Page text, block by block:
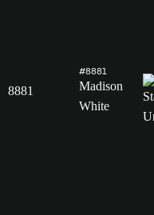
8881
#8881
Madison
White